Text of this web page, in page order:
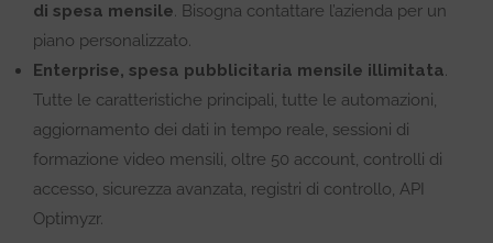
di spesa mensile. Bisogna contattare l’azienda per un
piano personalizzato.
Enterprise, spesa pubblicitaria mensile illimitata.
Tutte le caratteristiche principali, tutte le automazioni,
aggiornamento dei dati in tempo reale, sessioni di
formazione video mensili, oltre 50 account, controlli di
accesso, sicurezza avanzata, registri di controllo, API
Optimyzr.